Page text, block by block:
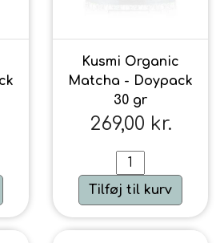
Hvid Te
& Frugt teer
Teblandinger
te og tilbehørKusmi Organic
Matcha - Doypack
30 gr
269,00 kr.
Tilføj til kurv